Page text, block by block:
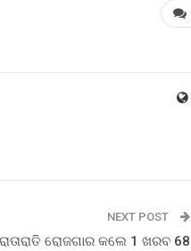
NEXT POST
ରୋଜଗାର କଲେ 1 ଖରବ 68